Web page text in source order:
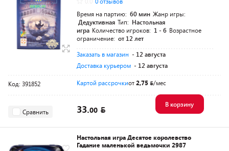
Время на партию: 60 мин Жанр игры:
Дедуктивная Тип: Настольная
игра Количество игроков: 1 - 6 Возрастное
ограничение: от 12 лет
Заказать в магазин - 12 августа
Доставка курьером - 12 августа
Код: 391852 Картой рассрочкиот2,75 /мес
Сравнить 33.00
В корзину
Настольная игра Десятое королевство
Гадание маленькой ведьмочки 2987